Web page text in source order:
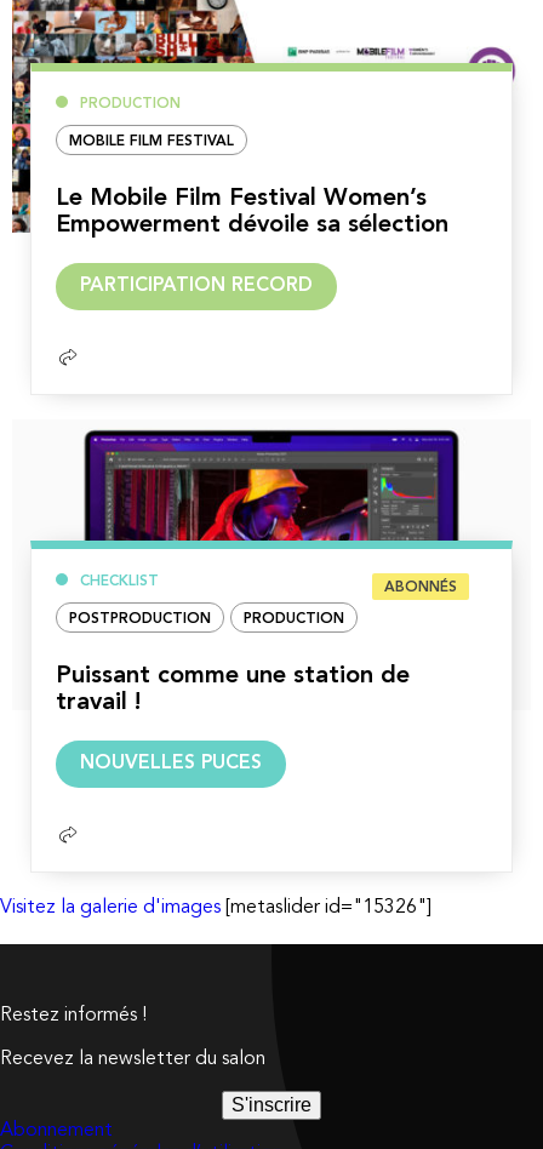
PRODUCTION
MOBILE FILM FESTIVAL
Le Mobile Film Festival Women’s
Empowerment dévoile sa sélection
PARTICIPATION RECORD
CHECKLIST ABONNÉS
POSTPRODUCTION PRODUCTION
Puissant comme une station de
travail !
NOUVELLES PUCES
Visitez la galerie d'images [metaslider id="15326"]
Restez informés !
Recevez la newsletter du salon
S'inscrire
Abonnement